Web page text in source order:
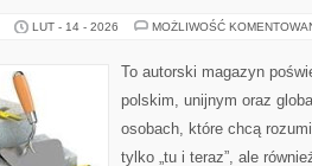
LUT - 14 - 2026 MOŻLIWOŚĆ
To autorski magazyn
polskim, unijnym oraz
osobach, które chcą
tylko „tu i teraz”, ale